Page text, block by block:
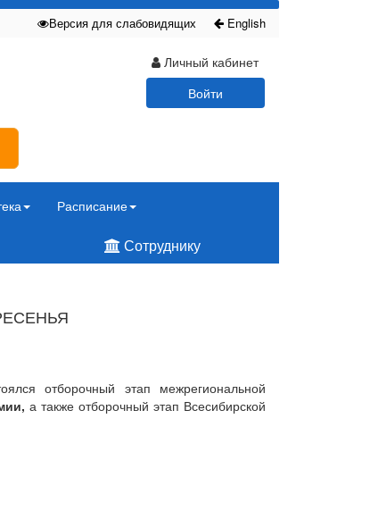
English
Версия для слабовидящих
Личный кабинет
Войти
Расписание
Сотруднику
отборочный этап межрегиональной
а также отборочный этап Всесибирской